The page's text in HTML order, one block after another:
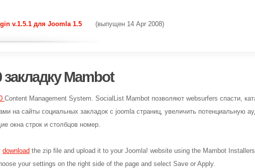
v.1.5.1 для Joomla 1.5 (выпущен 14 Apr 2008)
Mambot
Content Management System. SocialList Mambot позволяют websurfers спасти,
на сайты социальных закладок с joomla страниц, увеличить потенциальную
окна строк и столбцов номер.
download the zip file and upload it to your Joomla! website using the Mambot
your settings on the right side of the page and select Save or Apply.